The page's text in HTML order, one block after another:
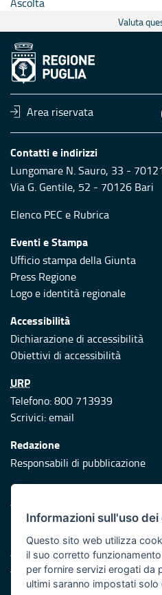
Valuta
Area riservata
Contatti e indirizzi
Lungomare N. Sauro, 33 -
Via G. Gentile, 52 - 70126 Bari
Elenco PEC e Rubrica
Eventi e Stampa
Ufficio stampa della Giunta
Press Regione
Logo e identità regionale
Accessibilità
Dichiarazione di accessibilità
Obiettivi di accessibilità
URP
Telefono: 800 713939
Scrivici:email
Redazione
Responsabili di pubblicazione
Protezione civile
Vai al sito di Protezione Civile
Iniziativa finanziata con risorse
Asse XI
Note legali
Informazioni sull'uso
Questo sito web utilizza
il suo corretto
per fornire servizi erogati da
ultimi saranno impostati